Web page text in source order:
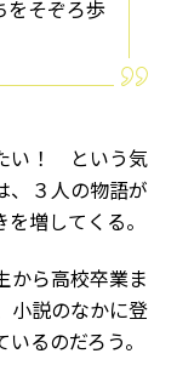
をそぞろ歩
い！ という気
、３人の物語が
増してくる。
から高校卒業ま
小説のなかに登
るのだろう。